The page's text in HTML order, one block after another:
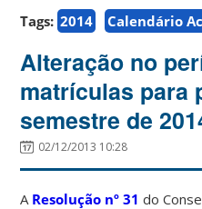
Tags: 2014 Calendário
Alteração no
matrículas para
semestre de
02/12/2013 10:28
A Resolução nº 31 do